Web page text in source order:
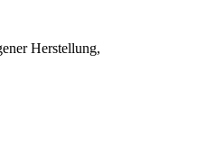
Herstellung,